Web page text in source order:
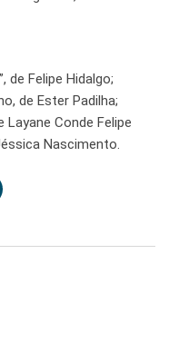
de Felipe Hidalgo;
de Ester Padilha;
Layane Conde Felipe
Nascimento.